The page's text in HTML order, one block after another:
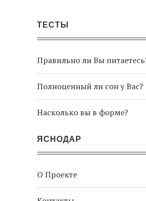
ТЕСТЫ
Правильно ли Вы
Полноценный ли сон у Вас?
Насколько вы в форме?
ЯСНОДАР
О Проекте